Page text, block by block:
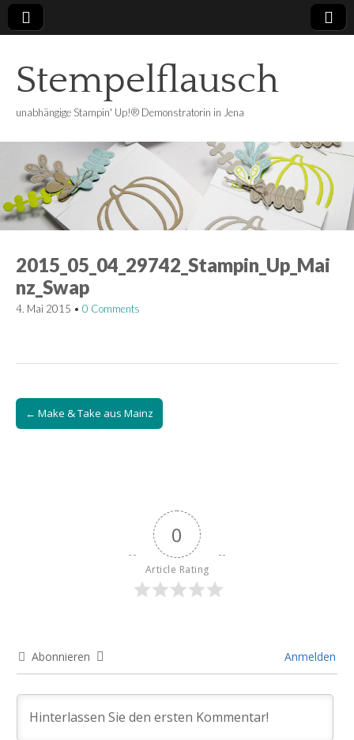
Stempelflausch
unabhängige Stampin' Up!® Demonstratorin in Jena
2015_05_04_29742_Stampin_Up_Mai
nz_Swap
4. Mai 2015 • 0 Comments
Post
navigation
← Make & Take aus Mainz
0
Article Rating
Abonnieren Anmelden